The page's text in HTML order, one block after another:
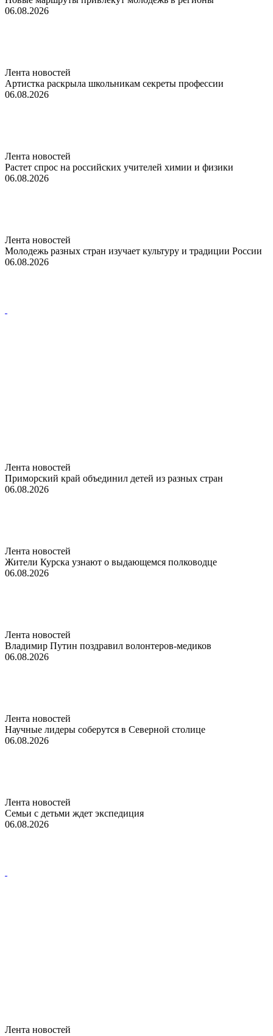
06.08.2026
Лента новостей
Артистка раскрыла школьникам секреты профессии
06.08.2026
Лента новостей
Растет спрос на российских учителей химии и физики
06.08.2026
Лента новостей
Молодежь разных стран изучает культуру и традиции России
06.08.2026
Лента новостей
Приморский край объединил детей из разных стран
06.08.2026
Лента новостей
Жители Курска узнают о выдающемся полководце
06.08.2026
Лента новостей
Владимир Путин поздравил волонтеров-медиков
06.08.2026
Лента новостей
Научные лидеры соберутся в Северной столице
06.08.2026
Лента новостей
Семьи с детьми ждет экспедиция
06.08.2026
Лента новостей